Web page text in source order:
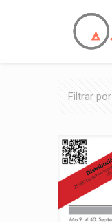
Filtrar por